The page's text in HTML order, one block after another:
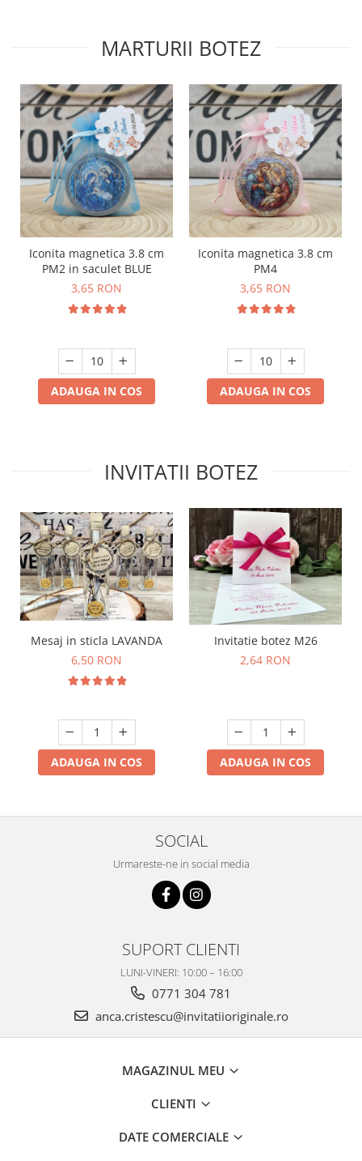
MARTURII BOTEZ
Iconita magnetica 3.8 cm
PM2 in saculet BLUE
3,65 RON
ADAUGA IN COS
Iconita magnetica 3.8 cm
PM4
3,65 RON
ADAUGA IN COS
INVITATII BOTEZ
Mesaj in sticla LAVANDA
6,50 RON
ADAUGA IN COS
Invitatie botez M26
2,64 RON
ADAUGA IN COS
SOCIAL
Urmareste-ne in social media
SUPORT CLIENTI
LUNI-VINERI: 10:00 – 16:00
0771 304 781
anca.cristescu@invitatiioriginale.ro
MAGAZINUL MEU
CLIENTI
DATE COMERCIALE